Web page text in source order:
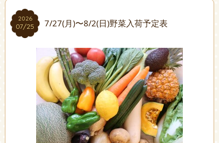
2026
07/25
2026
07/25 7/27(月)〜8/2(日)野菜入荷予定表